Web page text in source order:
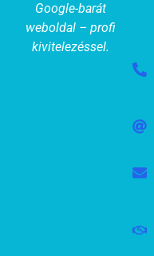
Google-barát
weboldal – profi
kivitelezéssel.